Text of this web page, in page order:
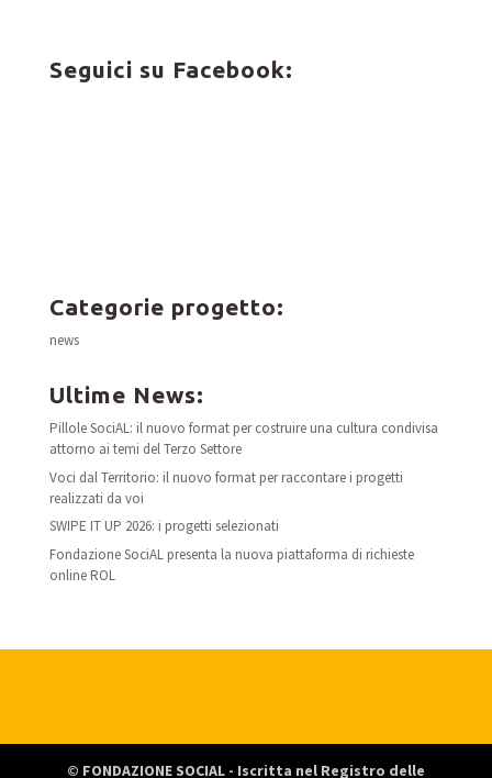
Seguici su Facebook:
Categorie progetto:
news
Ultime News:
Pillole SociAL: il nuovo format per costruire una cultura condivisa
attorno ai temi del Terzo Settore
Voci dal Territorio: il nuovo format per raccontare i progetti
realizzati da voi
SWIPE IT UP 2026: i progetti selezionati
Fondazione SociAL presenta la nuova piattaforma di richieste
online ROL
© FONDAZIONE SOCIAL - Iscritta nel Registro delle